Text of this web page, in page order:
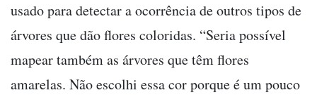
usado para detectar a ocorrência de outros tipos de
árvores que dão flores coloridas. “Seria possível
mapear também as árvores que têm flores
amarelas. Não escolhi essa cor porque é um pouco